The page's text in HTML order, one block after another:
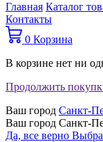
Главная Каталог
Контакты
0 Корзина
В корзине нет ни
Продолжить
Ваш город Санкт-
Ваш город Санкт-
Да, все верно